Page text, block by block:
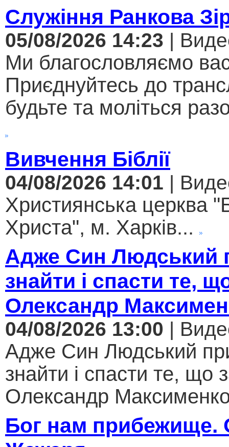
Служіння Ранкова
05/08/2026 14:23 |
Ми благословляємо
Приєднуйтесь до
будьте та моліться
Вивчення Біблії
04/08/2026 14:01 |
Християнська церква
Христа", м. Харків...
Адже Син Людський
знайти і спасти те,
Олександр
04/08/2026 13:00 |
Адже Син Людський
знайти і спасти те, що
Олександр
Бог нам прибежище.